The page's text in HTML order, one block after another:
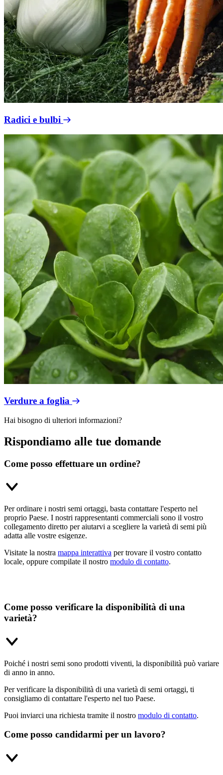
Radici e bulbi
Verdure a foglia
Hai bisogno di ulteriori informazioni?
Rispondiamo alle tue domande
Come posso effettuare un ordine?
Per ordinare i nostri semi ortaggi, basta contattare l'esperto nel
proprio Paese. I nostri rappresentanti commerciali sono il vostro
collegamento diretto per aiutarvi a scegliere la varietà di semi più
adatta alle vostre esigenze.
Visitate la nostra mappa interattiva per trovare il vostro contatto
locale, oppure compilate il nostro modulo di contatto.
Come posso verificare la disponibilità di una
varietà?
Poiché i nostri semi sono prodotti viventi, la disponibilità può variare
di anno in anno.
Per verificare la disponibilità di una varietà di semi ortaggi, ti
consigliamo di contattare l'esperto nel tuo Paese.
Puoi inviarci una richiesta tramite il nostro modulo di contatto.
Come posso candidarmi per un lavoro?